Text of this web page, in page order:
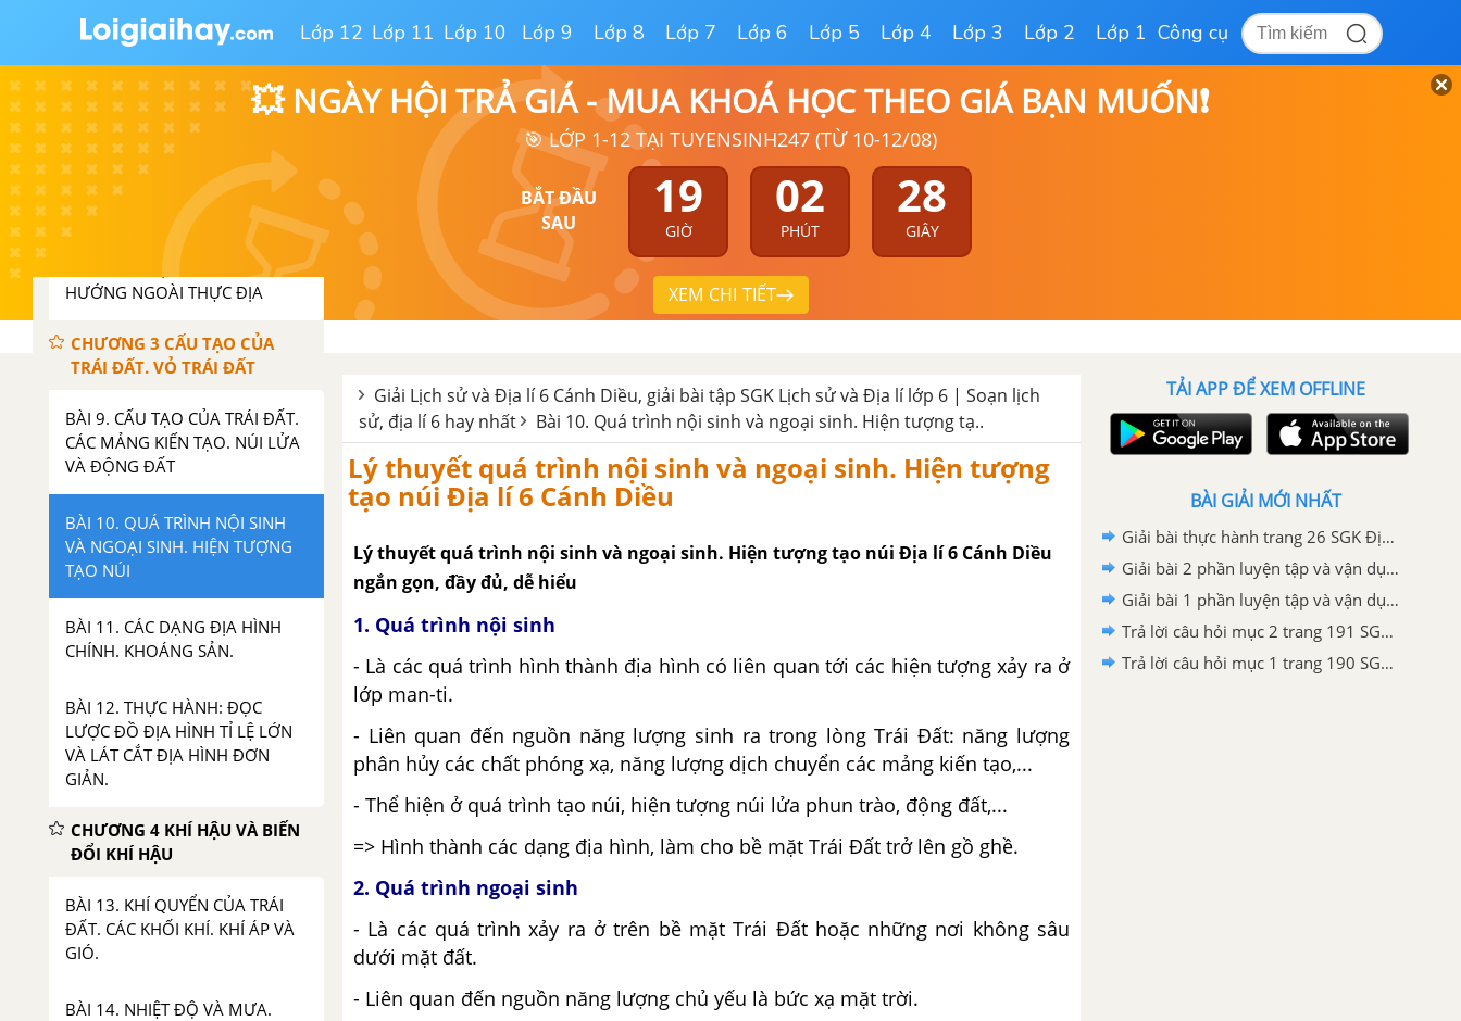
Lớp 12 Lớp 11 Lớp 10 Lớp 9 Lớp 8 Lớp 7 Lớp 6 Lớp 5 Lớp 4 Lớp 3 Lớp 2 Lớp 1 Công cụ
💥 NGÀY HỘI TRẢ GIÁ - MUA KHOÁ HỌC THEO GIÁ BẠN MUỐN❗
🎯 LỚP 1-12 TẠI TUYENSINH247 (TỪ 10-12/08)
BẮT ĐẦU
SAU
19
GIỜ
02
PHÚT
27
GIÂY
XEM CHI TIẾT
BÀI 6. CHUYỂN ĐỘNG TỰ QUAY
QUANH TRỤC CỦA TRÁI ĐẤT VÀ
CÁC HỆ QUẢ ĐỊA LÍ
BÀI 7. CHUYỂN ĐỘNG CỦA TRÁI
ĐẤT QUANH MẶT TRỜI VÀ CÁC
HỆ QUẢ ĐỊA LÍ
BÀI 8. XÁC ĐỊNH PHƯƠNG
HƯỚNG NGOÀI THỰC ĐỊA
CHƯƠNG 3 CẤU TẠO CỦA
TRÁI ĐẤT. VỎ TRÁI ĐẤT
BÀI 9. CẤU TẠO CỦA TRÁI ĐẤT.
CÁC MẢNG KIẾN TẠO. NÚI LỬA
VÀ ĐỘNG ĐẤT
BÀI 10. QUÁ TRÌNH NỘI SINH
VÀ NGOẠI SINH. HIỆN TƯỢNG
TẠO NÚI
BÀI 11. CÁC DẠNG ĐỊA HÌNH
CHÍNH. KHOÁNG SẢN.
BÀI 12. THỰC HÀNH: ĐỌC
LƯỢC ĐỒ ĐỊA HÌNH TỈ LỆ LỚN
VÀ LÁT CẮT ĐỊA HÌNH ĐƠN
GIẢN.
CHƯƠNG 4 KHÍ HẬU VÀ BIẾN
ĐỔI KHÍ HẬU
BÀI 13. KHÍ QUYỂN CỦA TRÁI
ĐẤT. CÁC KHỐI KHÍ. KHÍ ÁP VÀ
GIÓ.
BÀI 14. NHIỆT ĐỘ VÀ MƯA.
Giải Lịch sử và Địa lí 6 Cánh Diều, giải bài tập SGK Lịch sử và Địa lí lớp 6 | Soạn lịch
sử, địa lí 6 hay nhất
Bài 10. Quá trình nội sinh và ngoại sinh. Hiện tượng tạ..
Lý thuyết quá trình nội sinh và ngoại sinh. Hiện tượng
tạo núi Địa lí 6 Cánh Diều
Lý thuyết quá trình nội sinh và ngoại sinh. Hiện tượng tạo núi Địa lí 6 Cánh Diều
ngắn gọn, đầy đủ, dễ hiểu
1. Quá trình nội sinh
- Là các quá trình hình thành địa hình có liên quan tới các hiện tượng xảy ra ở
lớp man-ti.
- Liên quan đến nguồn năng lượng sinh ra trong lòng Trái Đất: năng lượng
phân hủy các chất phóng xạ, năng lượng dịch chuyển các mảng kiến tạo,...
- Thể hiện ở quá trình tạo núi, hiện tượng núi lửa phun trào, động đất,...
=> Hình thành các dạng địa hình, làm cho bề mặt Trái Đất trở lên gồ ghề.
2. Quá trình ngoại sinh
- Là các quá trình xảy ra ở trên bề mặt Trái Đất hoặc những nơi không sâu
dưới mặt đất.
- Liên quan đến nguồn năng lượng chủ yếu là bức xạ mặt trời.
TẢI APP ĐỂ XEM OFFLINE
BÀI GIẢI MỚI NHẤT
Giải bài thực hành trang 26 SGK Địa lí 6 Cánh diều
Giải bài 2 phần luyện tập và vận dụng trang 191 SGK Địa lí 6 Cánh diều
Giải bài 1 phần luyện tập và vận dụng trang 191 SGK Địa lí 6 Cánh diều
Trả lời câu hỏi mục 2 trang 191 SGK Địa lí 6 Cánh diều
Trả lời câu hỏi mục 1 trang 190 SGK Địa lí 6 Cánh diều